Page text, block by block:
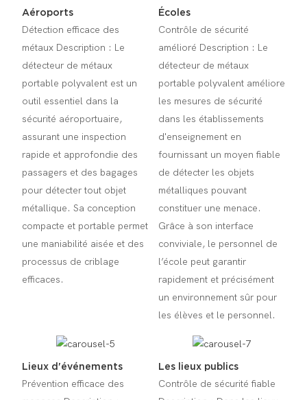
Aéroports
Détection efficace des
métaux Description : Le
détecteur de métaux
portable polyvalent est un
outil essentiel dans la
sécurité aéroportuaire,
assurant une inspection
rapide et approfondie des
passagers et des bagages
pour détecter tout objet
métallique. Sa conception
compacte et portable permet
une maniabilité aisée et des
processus de criblage
efficaces.
Écoles
Contrôle de sécurité
amélioré Description : Le
détecteur de métaux
portable polyvalent améliore
les mesures de sécurité
dans les établissements
d'enseignement en
fournissant un moyen fiable
de détecter les objets
métalliques pouvant
constituer une menace.
Grâce à son interface
conviviale, le personnel de
l’école peut garantir
rapidement et précisément
un environnement sûr pour
les élèves et le personnel.
Lieux d'événements
Prévention efficace des
Les lieux publics
Contrôle de sécurité fiable